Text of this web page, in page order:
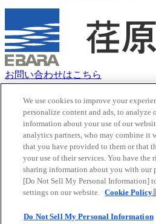
お問い合わせはこちら
クッキーポリシー
サイトマップ
サイトのご利用にあたって
荏原グループ 個人情報保護方針（
ソーシャルメディアポリシー
ウェブアクセシビリティポリシー
Youtube 新しいタブで開く
新しいタブで開く
Facebook
新しいタブで開く
We use cookies to improve your
personalize content and ads, to analyze
information about your use of our
analytics partners, who may combine it
that you have provided to them or that
your use of their services. You have
sharing information about you with our
[Do Not Sell My Personal Information]
settings on our website. Cookie Policy
Do Not Sell My Personal Information